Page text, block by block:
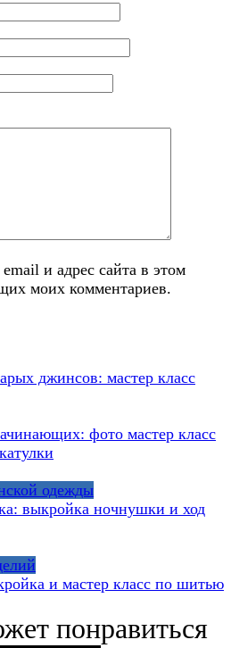
и адрес сайта в этом
моих комментариев.
джинсов: мастер класс
фото мастер класс
одежды
выкройка ночнушки и ход
и мастер класс по шитью
понравиться